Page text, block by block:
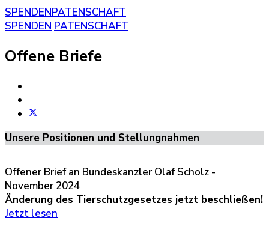
SPENDENPATENSCHAFT
SPENDEN PATENSCHAFT
Offene Briefe
Unsere Positionen und Stellungnahmen
Offener Brief an Bundeskanzler Olaf Scholz -
November 2024
Änderung des Tierschutzgesetzes jetzt beschließen!
Jetzt lesen